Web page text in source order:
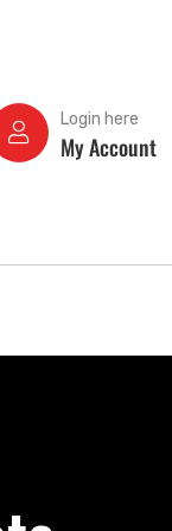
Login here
My Account